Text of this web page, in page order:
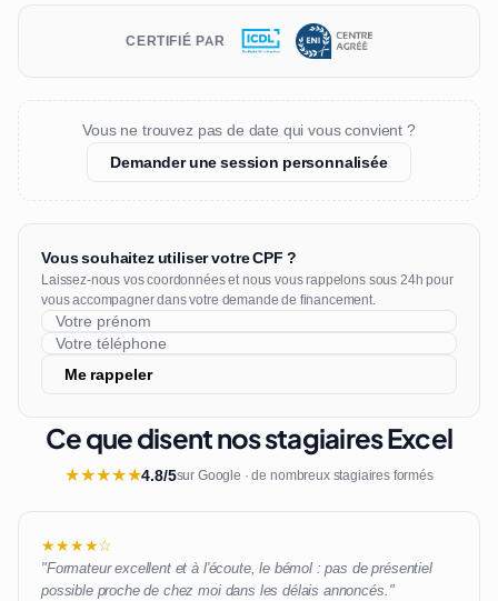
CERTIFIÉ PAR
Vous ne trouvez pas de date qui vous convient ?
Demander une session personnalisée
Vous souhaitez utiliser votre CPF ?
Laissez-nous vos coordonnées et nous vous rappelons sous 24h pour
vous accompagner dans votre demande de financement.
Me rappeler
Ce que disent nos stagiaires Excel
★★★★★4.8/5sur Google · de nombreux stagiaires formés
★★★★☆
"Formateur excellent et à l'écoute, le bémol : pas de présentiel
possible proche de chez moi dans les délais annoncés."